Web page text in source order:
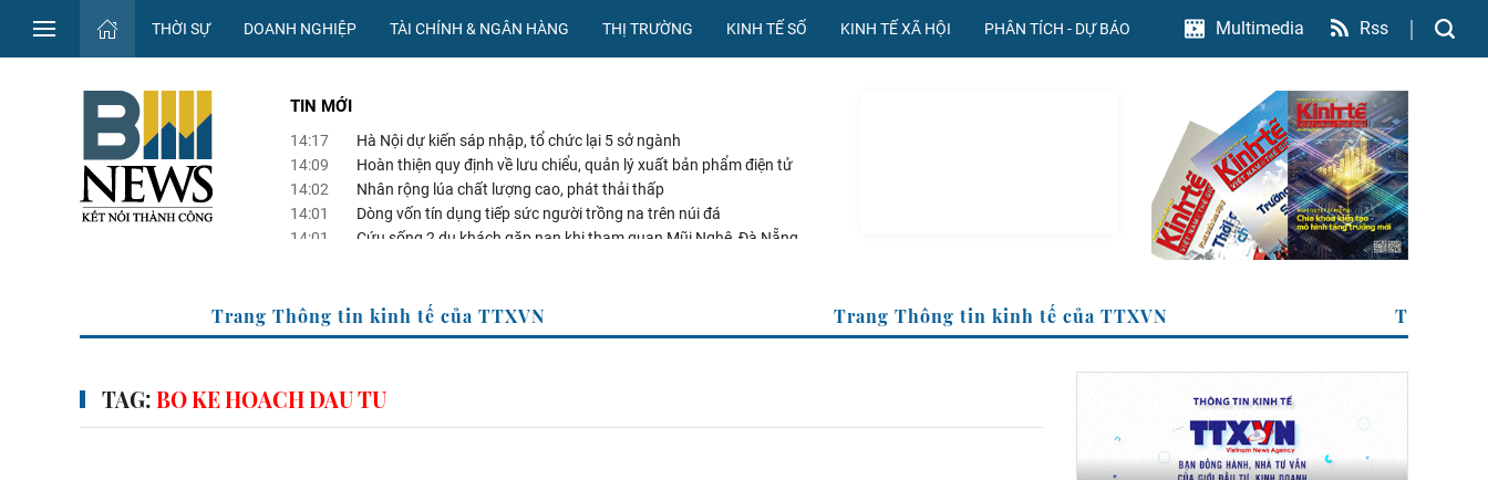
THỜI SỰ DOANH NGHIỆP TÀI CHÍNH & NGÂN HÀNG THỊ TRƯỜNG KINH TẾ SỐ KINH TẾ XÃ HỘI PHÂN TÍCH - DỰ BÁO Multimedia Rss
TIN MỚI
14:17
Hà Nội dự kiến sáp nhập, tổ chức lại 5 sở ngành
14:09
Hoàn thiện quy định về lưu chiểu, quản lý xuất bản phẩm điện tử
14:02
Nhân rộng lúa chất lượng cao, phát thải thấp
14:01
Dòng vốn tín dụng tiếp sức người trồng na trên núi đá
14:01
Cứu sống 2 du khách gặp nạn khi tham quan Mũi Nghê, Đà Nẵng
Trang Thông tin kinh tế của TTXVN Trang Thông tin kinh tế của TTXVN
TAG:BO KE HOACH DAU TU